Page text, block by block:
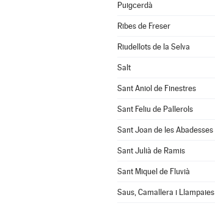
Puigcerdà
Ribes de Freser
Riudellots de la Selva
Salt
Sant Aniol de Finestres
Sant Feliu de Pallerols
Sant Joan de les Abadesses
Sant Julià de Ramis
Sant Miquel de Fluvià
Saus, Camallera i Llampaies